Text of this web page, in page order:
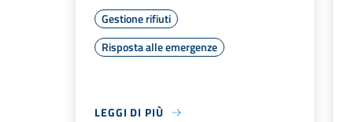
Gestione rifiuti
Risposta alle emergenze
LEGGI DI PIÙ